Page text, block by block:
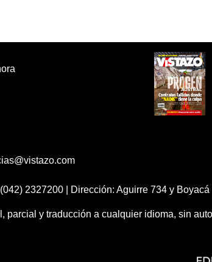
2327200 | Dirección: Aguirre 734 y Boyacá
parcial y traducción a cualquier idioma, sin